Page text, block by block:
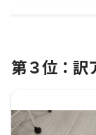
第３位：訳